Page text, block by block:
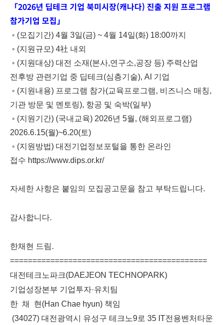
「2026년 딥테크 기업 북미시장(캐나다) 진출 지원 프로그램
참가기업 모집」
◦ (모집기간) 4월 3일(금) ~ 4월 14일(화) 18:00까지
◦ (지원규모) 4社 내외
◦ (지원대상) 대전 소재(본사,연구소,공장 등) 주력산업
전후방 관련기업 중 딥테크(심층기술), AI 기업
◦ (지원내용) 프로그램 참가(교육프로그램, 비즈니스 매칭,
기관 방문 및 멘토링), 항공 및 숙박(일부)
◦ (지원기간) (국내교육) 2026년 5월, (해외프로그램)
2026.6.15(월)~6.20(토)
◦ (지원방법) 대전기업정보포털을 통한 온라인
접수 https://www.dips.or.kr/
자세한 사항은 붙임의 모집공고문을 참고 부탁드립니다.
감사합니다.
한채현 드림.
============================================
대전테크노파크(DAEJEON TECHNOPARK)
기업성장본부 기업투자·유치팀
한 채 현(Han Chae hyun) 책임
(34027) 대전광역시 유성구 테크노9로 35 IT전용벤처타운